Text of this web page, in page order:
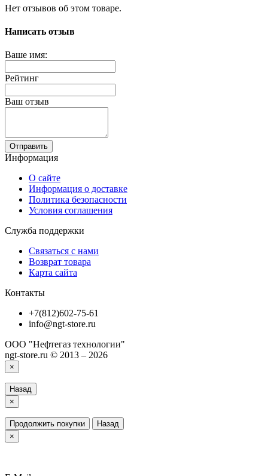
Нет отзывов об этом товаре.
Написать отзыв
Ваше имя:
Рейтинг
Ваш отзыв
Отправить
Информация
О сайте
Информация о доставке
Политика безопасности
Условия соглашения
Служба поддержки
Связаться с нами
Возврат товара
Карта сайта
Контакты
+7(812)602-75-61
info@ngt-store.ru
ООО "Нефтегаз технологии"
ngt-store.ru © 2013 – 2026
×
Назад
×
Продолжить покупки
Назад
×